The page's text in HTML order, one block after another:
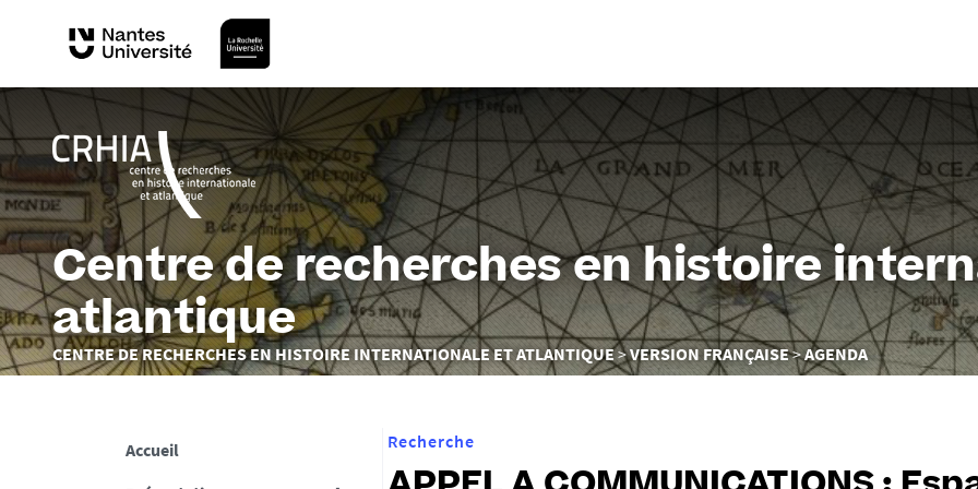
Centre de recherches en histoire
atlantique
Vous
êtes
CENTRE DE RECHERCHES EN HISTOIRE INTERNATIONALE ET ATLANTIQUE VERSION FRANÇAISE AGENDA
Accueil
Recherche